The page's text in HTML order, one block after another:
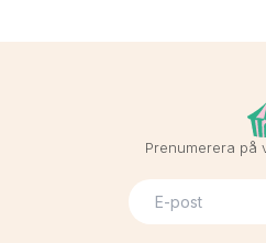
Prenumerera på